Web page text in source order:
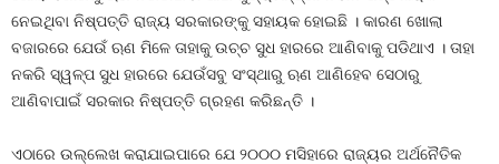
ନେଇଥିବା ନିଷ୍ପତ୍ତି ରାଜ୍ୟ ସରକାରଙ୍କୁ ସହାୟକ ହୋଇଛି । କାରଣ ଖୋଲା
ବଜାରରେ ଯେଉଁ ଋଣ ମିଳେ ତାହାକୁ ଉଚ୍ଚ ସୁଧ ହାରରେ ଆଣିବାକୁ ପଡିଥାଏ । ତାହା
ନକରି ସ୍ୱଳ୍ପ ସୁଧ ହାରରେ ଯେଉଁସବୁ ସଂସ୍ଥାରୁ ଋଣ ଆଣିହେବ ସେଠାରୁ
ଆଣିବାପାଇଁ ସରକାର ନିଷ୍ପତ୍ତି ଗ୍ରହଣ କରିଛନ୍ତି ।
ଏଠାରେ ଉଲ୍ଲେଖ କରାଯାଇପାରେ ଯେ ୨୦୦୦ ମସିହାରେ ରାଜ୍ୟର ଅର୍ଥନୈତିକ